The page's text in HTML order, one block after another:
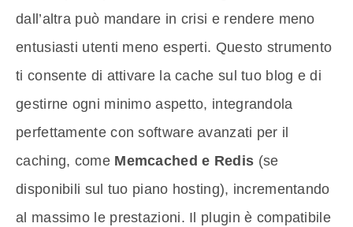
dall’altra può mandare in crisi e rendere meno
entusiasti utenti meno esperti. Questo strumento
ti consente di attivare la cache sul tuo blog e di
gestirne ogni minimo aspetto, integrandola
perfettamente con software avanzati per il
caching, come Memcached e Redis (se
disponibili sul tuo piano hosting), incrementando
al massimo le prestazioni. Il plugin è compatibile